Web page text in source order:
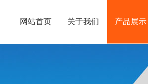
网站首页 关于我们 产品展示